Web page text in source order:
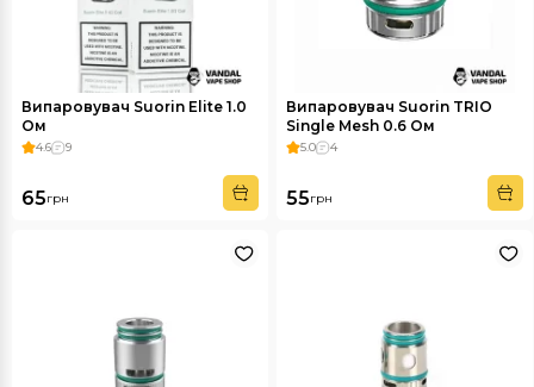
Випаровувач Suorin Elite 1.0
Ом
4.6 9
65грн
Випаровувач Suorin TRIO
Single Mesh 0.6 Ом
5.0 4
55грн